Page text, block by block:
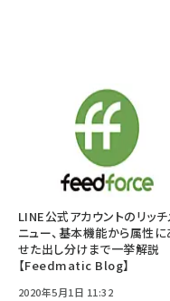
LINE公式アカウントのリッチ
ニュー、基本機能から属性
せた出し分けまで一挙解説
【Feedmatic Blog】
2020年5月1日 11:32